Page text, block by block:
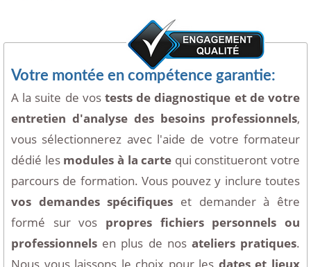
Votre montée en compétence garantie:
A la suite de vos tests de diagnostique et de votre
entretien d'analyse des besoins professionnels,
vous sélectionnerez avec l'aide de votre formateur
dédié les modules à la carte qui constitueront votre
parcours de formation. Vous pouvez y inclure toutes
vos demandes spécifiques et demander à être
formé sur vos propres fichiers personnels ou
professionnels en plus de nos ateliers pratiques.